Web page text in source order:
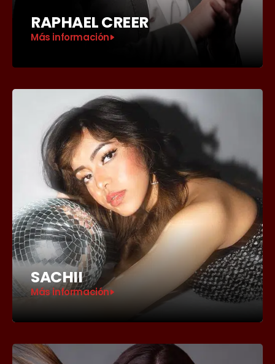
RAPHAEL CREER
Más información
SACHII
Más información